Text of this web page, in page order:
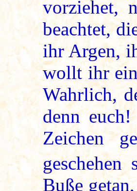
vorziehet,
beachtet,
ihr Argen,
wollt ihr
Wahrlich,
denn
Zeichen
Buße